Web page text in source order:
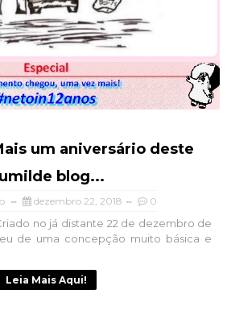
um aniversário deste
blog...
dezembro 22, 2018 0
no já distante 22 de dezembro de
de uma concepção muito básica e
Leia Mais Aqui!